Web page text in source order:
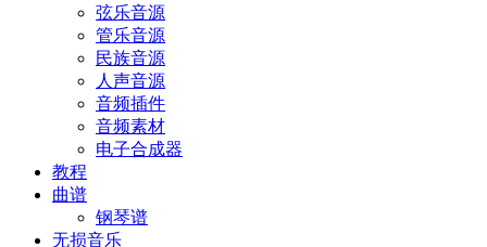
弦乐音源
管乐音源
民族音源
人声音源
音频插件
音频素材
电子合成器
教程
曲谱
钢琴谱
无损音乐